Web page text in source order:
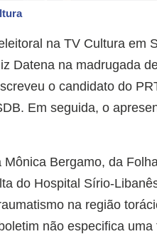
na TV Cultura em
Datena na madrugada
o candidato do
Em seguida, o
Bergamo, da
do Hospital Sírio-
na região
não especifica uma